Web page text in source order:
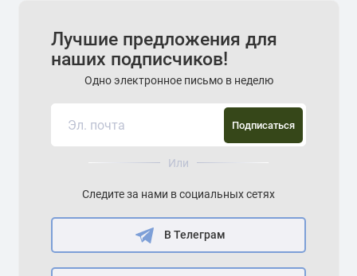
Лучшие предложения для
наших подписчиков!
Одно электронное письмо в неделю
Подписаться
Или
Следите за нами в социальных сетях
В Телеграм